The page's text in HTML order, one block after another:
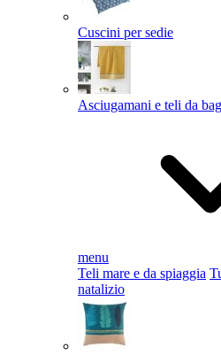
Cuscini per sedie
Asciugamani e teli da
menu
Teli mare e da spiaggia
natalizio